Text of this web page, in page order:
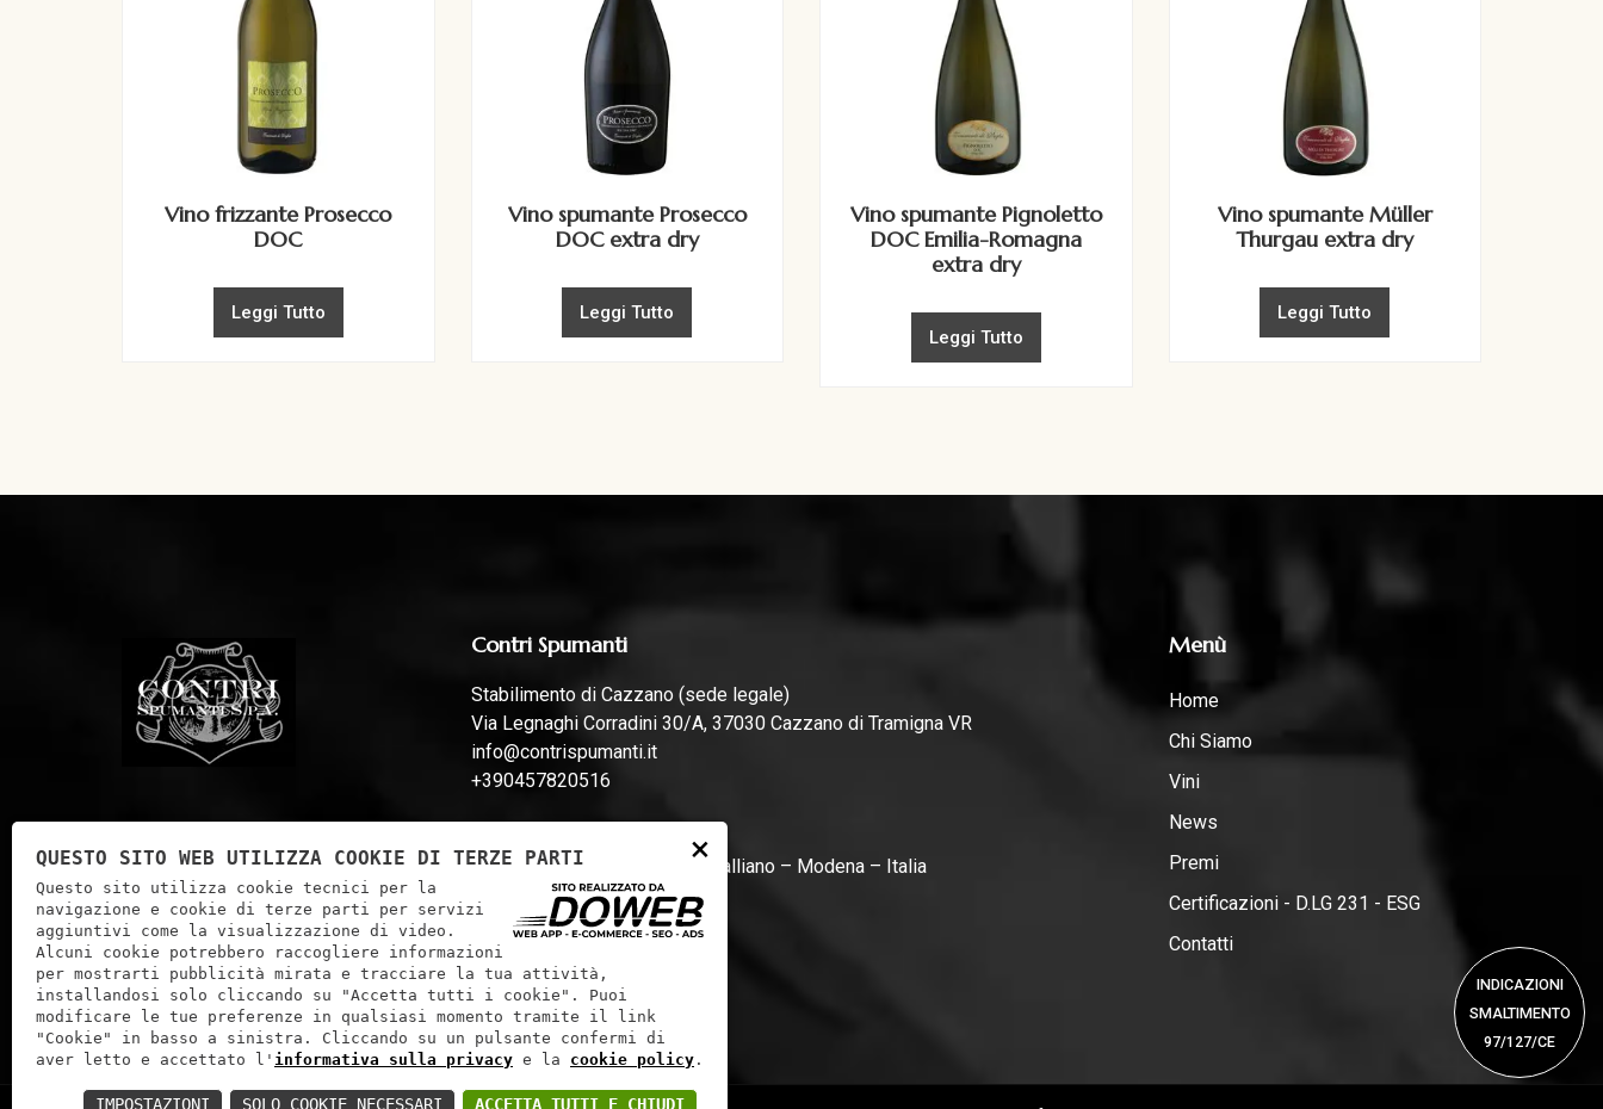
Vino frizzante Prosecco
DOC
Leggi Tutto
Vino spumante Prosecco
DOC extra dry
Leggi Tutto
Vino spumante Pignoletto
DOC Emilia-Romagna
extra dry
Leggi Tutto
Vino spumante Müller
Thurgau extra dry
Leggi Tutto
Contri Spumanti
Stabilimento di Cazzano (sede legale)
Via Legnaghi Corradini 30/A, 37030 Cazzano di Tramigna VR
info@contrispumanti.it
+390457820516
Stabilimento di Campogalliano
Via Ferrari, 44, 41011 Campogalliano – Modena – Italia
info@contrispumanti.it
Menù
Home
Chi Siamo
Vini
News
Premi
Certificazioni - D.LG 231 - ESG
Contatti
INDICAZIONI
SMALTIMENTO
97/127/CE
×
QUESTO SITO WEB UTILIZZA COOKIE DI TERZE PARTI
Questo sito utilizza cookie tecnici per la
navigazione e cookie di terze parti per servizi
aggiuntivi come la visualizzazione di video.
Alcuni cookie potrebbero raccogliere informazioni
per mostrarti pubblicità mirata e tracciare la tua attività,
installandosi solo cliccando su "Accetta tutti i cookie". Puoi
modificare le tue preferenze in qualsiasi momento tramite il link
"Cookie" in basso a sinistra. Cliccando su un pulsante confermi di
aver letto e accettato l' informativa sulla privacy e la cookie policy .
ACCETTA TUTTI E CHIUDI
SOLO COOKIE NECESSARI
IMPOSTAZIONI